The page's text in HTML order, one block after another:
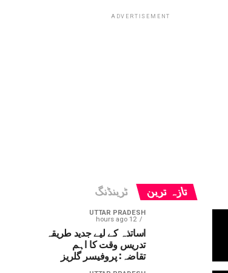
ADVERTISEMENT
تازہ ترین ٹرینڈنگ
UTTAR PRADESH
12 hours ago
اساتذہ کے لیے جدید طریقہ
تدریس وقت کا اہم
تقاضہ: پروفیسر گلریز